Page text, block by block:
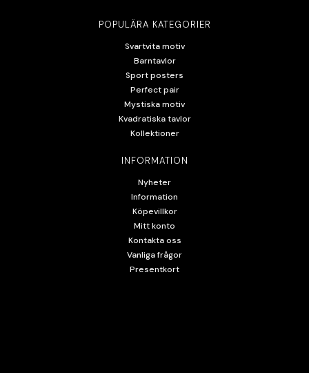
POPULÄRA KATEGORIER
Svartvita motiv
Barntavlor
Sport posters
Perfect pair
Mystiska motiv
Kvadratiska tavlor
Kollektioner
INFORMATION
Nyheter
Information
Köpevillkor
Mitt konto
Kontakta oss
Vanliga frågor
Presentkort